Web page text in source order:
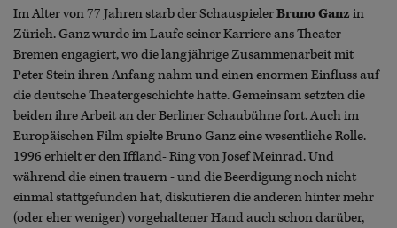
Im Alter von 77 Jahren starb der SchauspielerBruno Ganz in
Zürich. Ganz wurde im Laufe seiner Karriere ans Theater
Bremen engagiert, wo die langjährige Zusammenarbeit mit
Peter Stein ihren Anfang nahm und einen enormen Einfluss auf
die deutsche Theatergeschichte hatte. Gemeinsam setzten die
beiden ihre Arbeit an der Berliner Schaubühne fort. Auch im
Europäischen Film spielte Bruno Ganz eine wesentliche Rolle.
1996 erhielt er den Iffland- Ring von Josef Meinrad. Und
während die einen trauern - und die Beerdigung noch nicht
einmal stattgefunden hat, diskutieren die anderen hinter mehr
(oder eher weniger) vorgehaltener Hand auch schon darüber,